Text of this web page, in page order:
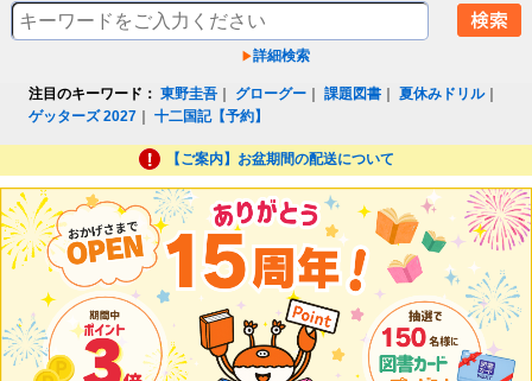
詳細検索
注目のキーワード： 東野圭吾 グローグー ｜課題図書 ｜夏休みドリル｜
ゲッターズ 2027 ｜十二国記【予約】
【ご案内】お盆期間の配送について